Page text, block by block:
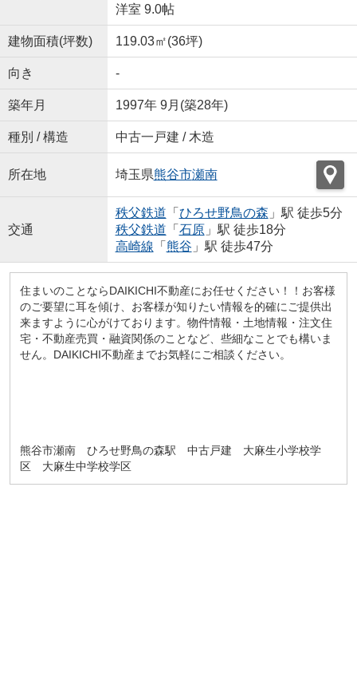
洋室 9.0帖
建物面積(坪数) 119.03㎡(36坪)
向き -
築年月 1997年 9月(築28年)
種別 / 構造 中古一戸建 / 木造
所在地 埼玉県熊谷市瀬南
交通
秩父鉄道 「 ひろせ野鳥の森 」駅 徒歩5分
秩父鉄道 「 石原」駅 徒歩18分
高崎線 「 熊谷 」駅 徒歩47分
住まいのことならDAIKICHI不動産にお任せください！！お客様
のご要望に耳を傾け、お客様が知りたい情報を的確にご提供出
来ますように心がけております。物件情報・土地情報・注文住
宅・不動産売買・融資関係のことなど、些細なことでも構いま
せん。DAIKICHI不動産までお気軽にご相談ください。
熊谷市瀬南 ひろせ野鳥の森駅 中古戸建 大麻生小学校学
区 大麻生中学校学区